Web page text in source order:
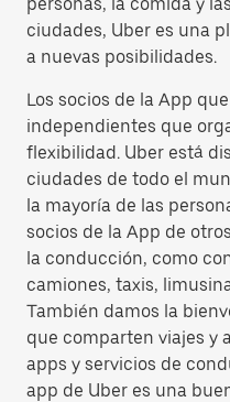
ciudades, Uber es una
a nuevas posibilidades.
Los socios de la App
independientes que
flexibilidad. Uber está
ciudades de todo el
la mayoría de las
socios de la App de
la conducción, como
camiones, taxis,
También damos la
que comparten viajes y
apps y servicios de
app de Uber es una